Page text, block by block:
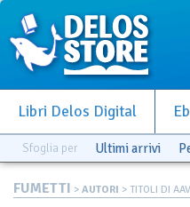
Libri Delos Digital
Sfoglia per Ultimi arrivi
FUMETTI > AUTORI > TITOLI DI